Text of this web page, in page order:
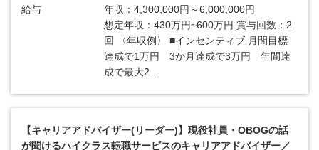
給与
年収：4,300,000円～6,000,000円
想定年収：430万円~600万円 賞与回数：2
回 〈年収例〉 ■インセンティブ 月間目標
達成で1万円 3か月達成で3万円 年間達
成で最大2...
【キャリアアドバイザー(リーダー)】現役社員・OBOGの話
が聞けるハイクラス転職サービスのキャリアアドバイザー／